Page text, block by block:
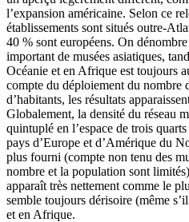
l’expansion américaine. Selon ce
établissements sont situés outre-
40 % sont européens. On
important de musées asiatiques,
Océanie et en Afrique est toujours
compte du déploiement du nombre
d’habitants, les résultats
Globalement, la densité du réseau
quintuplé en l’espace de trois
pays d’Europe et d’Amérique du
plus fourni (compte non tenu des
nombre et la population sont
apparaît très nettement comme le
semble toujours dérisoire (même
et en Afrique.